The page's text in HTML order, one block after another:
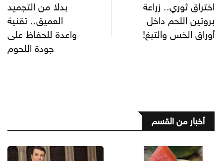
اختراق ثوري.. زراعة
بروتين اللحم داخل
أوراق الخس والتبغ!
بدلا من التجميد
العميق.. تقنية
واعدة للحفاظ على
جودة اللحوم
أخبار من القسم